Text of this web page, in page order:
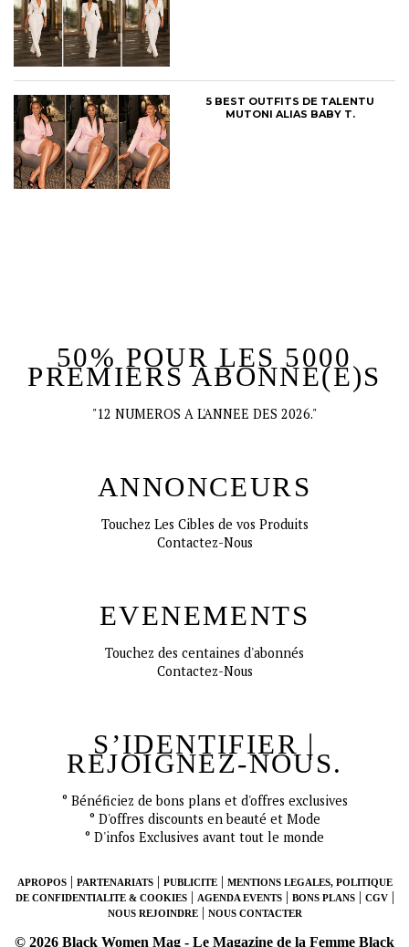
5 BEST OUTFITS DE TALENTU
MUTONI ALIAS BABY T.
50% POUR LES 5000
PREMIERS ABONNE(E)S
"12 NUMEROS A L'ANNEE DES 2026."
ANNONCEURS
Touchez Les Cibles de vos Produits
Contactez-Nous
EVENEMENTS
Touchez des centaines d'abonnés
Contactez-Nous
S’IDENTIFIER |
REJOIGNEZ-NOUS.
° Bénéficiez de bons plans et d'offres exclusives
° D'offres discounts en beauté et Mode
° D'infos Exclusives avant tout le monde
APROPOS| PARTENARIATS| PUBLICITE| MENTIONS LEGALES, POLITIQUE
DE CONFIDENTIALITE & COOKIES| AGENDA EVENTS| BONS PLANS| CGV|
NOUS REJOINDRE| NOUS CONTACTER
© 2026 Black Women Mag - Le Magazine de la Femme Black